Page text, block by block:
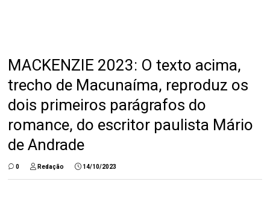
MACKENZIE 2023: O texto acima,
trecho de Macunaíma, reproduz os
dois primeiros parágrafos do
romance, do escritor paulista Mário
de Andrade
0 Redação 14/10/2023